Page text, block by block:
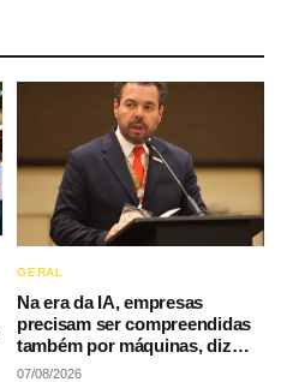
GERAL
Na era da IA, empresas
precisam ser compreendidas
também por máquinas, diz
LAQI
07/08/2026